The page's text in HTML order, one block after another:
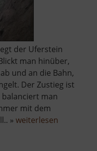
der Uferstein
man hinüber,
und an die Bahn,
Der Zustieg ist
man
mit dem
» weiterlesen